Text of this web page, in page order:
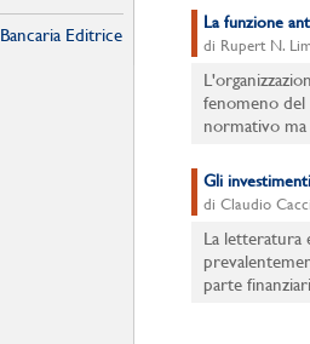
Bancaria Editrice
La funzione
di Rupert N.
fenomeno del
normativo ma
Gli
di Claudio
La letteratura
parte